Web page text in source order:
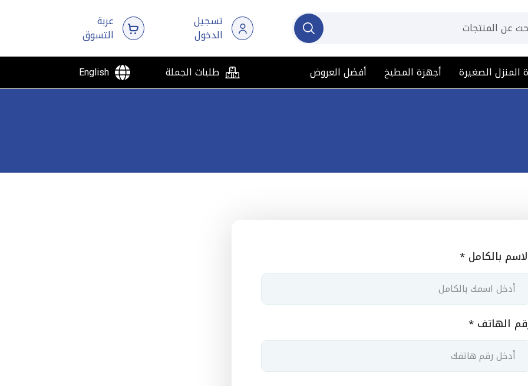
تسجيل
الدخول
عربة
التسوق
المنزل الصغيرة أجهزة المطبخ أفضل العروض طلبات الجملة English
بالكامل *
الهاتف *